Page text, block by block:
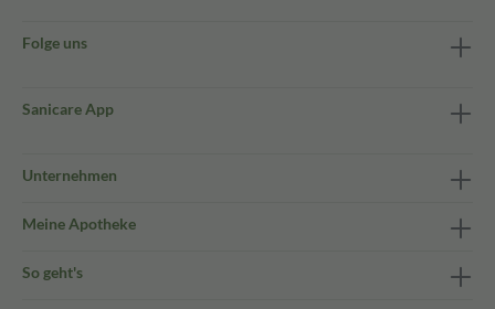
Folge uns
Sanicare App
Unternehmen
Meine Apotheke
So geht's